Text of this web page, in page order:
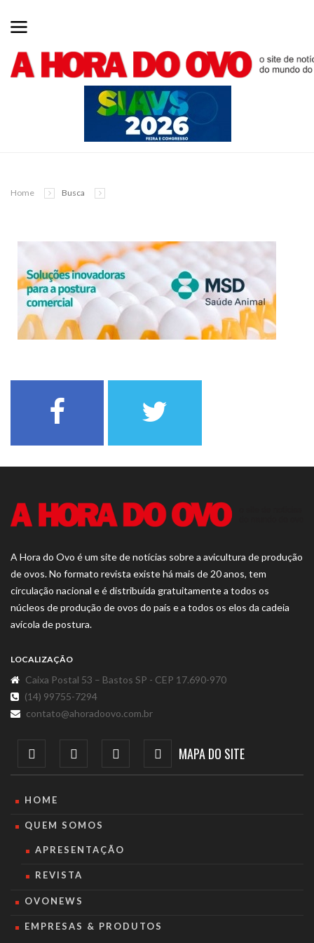
Home Busca
A Hora do Ovo é um site de notícias sobre a avicultura de produção
de ovos. No formato revista existe há mais de 20 anos, tem
circulação nacional e é distribuída gratuitamente a todos os
núcleos de produção de ovos do país e a todos os elos da cadeia
avícola de postura.
LOCALIZAÇÃO
Caixa Postal 53 – Bastos SP - CEP 17.690-970
(14) 99755-7294
contato@ahoradoovo.com.br
MAPA DO SITE
HOME
QUEM SOMOS
APRESENTAÇÃO
REVISTA
OVONEWS
EMPRESAS & PRODUTOS